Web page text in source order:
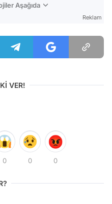
Aşağıda
Reklam
VER!
0 0 0